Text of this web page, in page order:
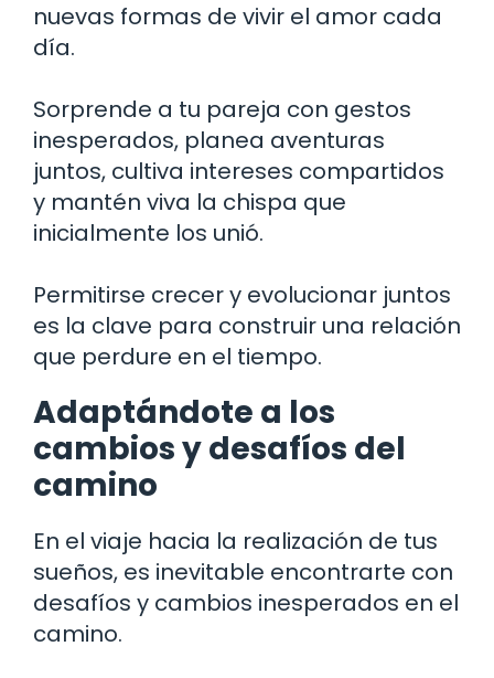
nuevas formas de vivir el amor cada
día.
Sorprende a tu pareja con gestos
inesperados, planea aventuras
juntos, cultiva intereses compartidos
y mantén viva la chispa que
inicialmente los unió.
Permitirse crecer y evolucionar juntos
es la clave para construir una relación
que perdure en el tiempo.
Adaptándote a los
cambios y desafíos del
camino
En el viaje hacia la realización de tus
sueños, es inevitable encontrarte con
desafíos y cambios inesperados en el
camino.